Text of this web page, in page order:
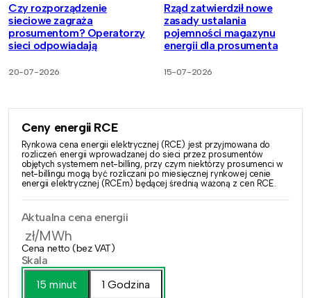
Czy rozporządzenie
sieciowe zagraża
prosumentom? Operatorzy
sieci odpowiadają
20-07-2026
Rząd zatwierdził nowe
zasady ustalania
pojemności magazynu
energii dla prosumenta
15-07-2026
Ceny energii RCE
Rynkowa cena energii elektrycznej (RCE) jest przyjmowana do
rozliczeń energii wprowadzanej do sieci przez prosumentów
objętych systemem net-billing, przy czym niektórzy prosumenci w
net-billingu mogą być rozliczani po miesięcznej rynkowej cenie
energii elektrycznej (RCEm) będącej średnią ważoną z cen RCE.
Aktualna cena energii
zł/MWh
Cena netto (bez VAT)
Skala
15 minut
1 Godzina